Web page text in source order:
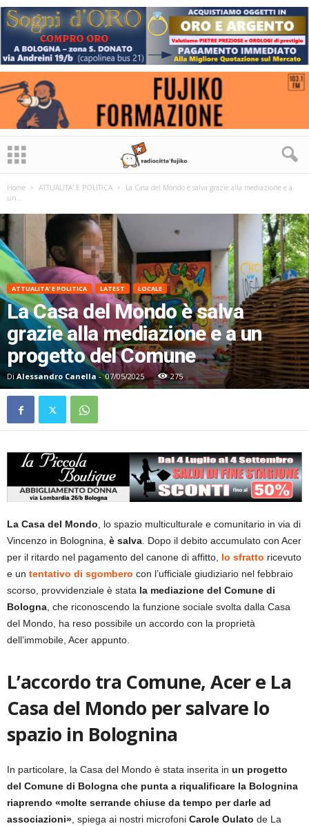
Home ATTUALITA' E POLITICA
La Casa del Mondo è salva grazie alla mediazione e a
un...
ATTUALITA' E POLITICA LATEST LOCALE
La Casa del Mondo è salva
grazie alla mediazione e a un
progetto del Comune
Di Alessandro Canella- 07/05/2025 275
La Casa del Mondo, lo spazio multiculturale e comunitario in via di
Vincenzo in Bolognina, è salva. Dopo il debito accumulato con Acer
per il ritardo nel pagamento del canone di affitto, lo sfratto ricevuto
e un tentativo di sgombero con l’ufficiale giudiziario nel febbraio
scorso, provvidenziale è stata la mediazione del Comune di
Bologna, che riconoscendo la funzione sociale svolta dalla Casa
del Mondo, ha reso possibile un accordo con la proprietà
dell’immobile, Acer appunto.
L’accordo tra Comune, Acer e La
Casa del Mondo per salvare lo
spazio in Bolognina
In particolare, la Casa del Mondo è stata inserita in un progetto
del Comune di Bologna che punta a riqualificare la Bolognina
riaprendo «molte serrande chiuse da tempo per darle ad
associazioni», spiega ai nostri microfoni Carole Oulato de La